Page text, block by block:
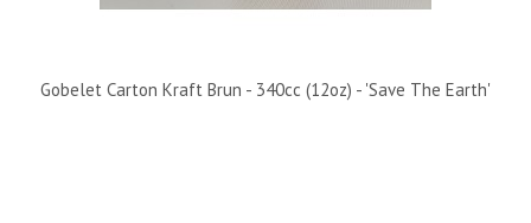
Gobelet Carton Kraft Brun - 340cc (12oz) - 'Save The Earth'